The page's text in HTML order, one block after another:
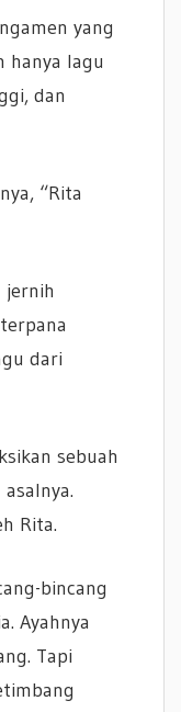
yang
hanya lagu
dan
“Rita
jernih
dari
sebuah
Rita.
bincang
Ayahnya
Tapi